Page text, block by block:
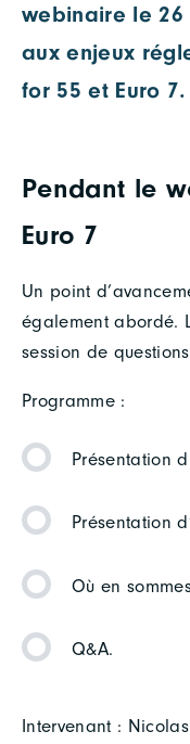
webinaire le 26
aux enjeux
for 55 et Euro 7.
Pendant le
Euro 7
Un point
également abordé.
session de
Programme :
Présentation
Présentation
Où en
Q&A.
Intervenant :